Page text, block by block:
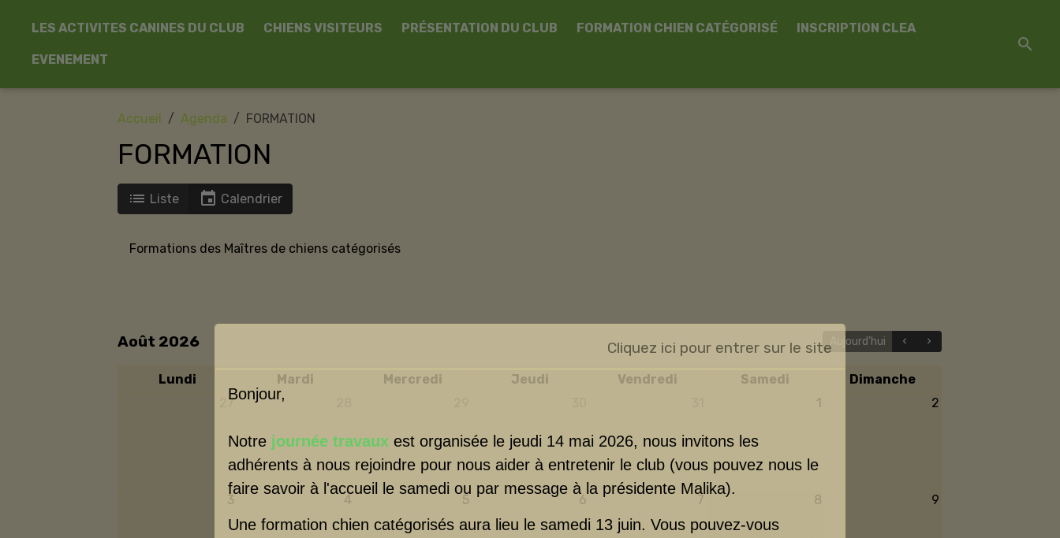
LES ACTIVITES CANINES DU CLUB CHIENS VISITEURS PRÉSENTATION DU CLUB FORMATION CHIEN CATÉGORISÉ INSCRIPTION CLEA
EVENEMENT
Accueil Agenda FORMATION
FORMATION
Liste Calendrier
Formations des Maîtres de chiens catégorisés
Août 2026 Aujourd'hui
Lundi Mardi Mercredi Jeudi Vendredi Samedi
Dimanche
27
1 2
3 4 5 6 7 8 9
Cliquez ici pour entrer sur le site
Bonjour,
Notre journée travaux est organisée le jeudi 14 mai 2026, nous invitons les
adhérents à nous rejoindre pour nous aider à entretenir le club (vous pouvez nous le
faire savoir à l'accueil le samedi ou par message à la présidente Malika).
Une formation chien catégorisés aura lieu le samedi 13 juin. Vous pouvez-vous